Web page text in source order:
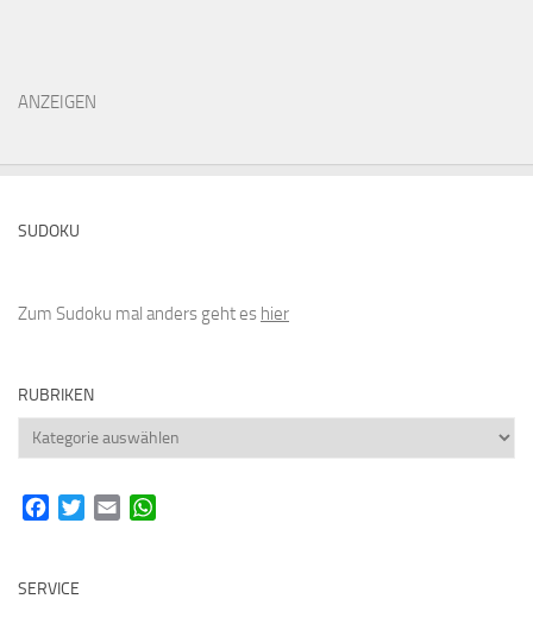
ANZEIGEN
SUDOKU
Zum Sudoku mal anders geht es hier
RUBRIKEN
Rubriken
FacebookTwitterEmail
SERVICE